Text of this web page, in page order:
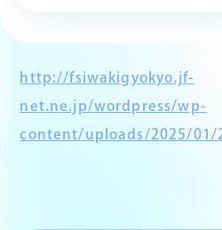
http://fsiwakigyokyo.jf-
net.ne.jp/wordpress/wp-
content/uploads/2025/01/